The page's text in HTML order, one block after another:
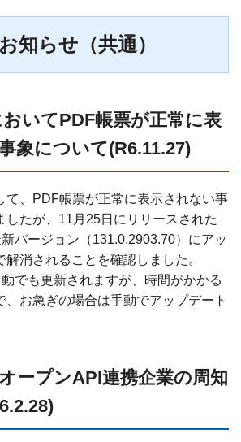
知らせ（共通）
いてPDF帳票が正常に表
象について(R6.11.27)
て、PDF帳票が正常に表示されない事
したが、11月25日にリリースされた
バージョン（131.0.2903.70）にアッ
消されることを確認しました。
でも更新されますが、時間がかかる
、お急ぎの場合は手動でアップデート
ープンAPI連携企業の周知